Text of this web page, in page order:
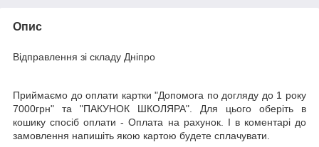
Опис
Відправлення зі складу Дніпро
Приймаємо до оплати картки "Допомога по догляду до 1 року
7000грн" та "ПАКУНОК ШКОЛЯРА". Для цього оберіть в
кошику спосіб оплати - Оплата на рахунок. І в коментарі до
замовлення напишіть якою картою будете сплачувати.